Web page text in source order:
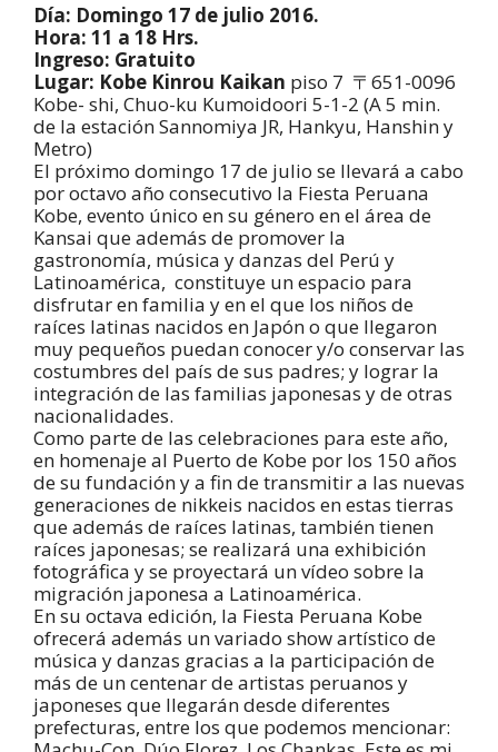
Día: Domingo 17 de julio 2016.
Hora: 11 a 18 Hrs.
Ingreso: Gratuito
Lugar: Kobe Kinrou Kaikan piso 7 〒651-0096
Kobe- shi, Chuo-ku Kumoidoori 5-1-2 (A 5 min.
de la estación Sannomiya JR, Hankyu, Hanshin y
Metro)
El próximo domingo 17 de julio se llevará a cabo
por octavo año consecutivo la Fiesta Peruana
Kobe, evento único en su género en el área de
Kansai que además de promover la
gastronomía, música y danzas del Perú y
Latinoamérica, constituye un espacio para
disfrutar en familia y en el que los niños de
raíces latinas nacidos en Japón o que llegaron
muy pequeños puedan conocer y/o conservar las
costumbres del país de sus padres; y lograr la
integración de las familias japonesas y de otras
nacionalidades.
Como parte de las celebraciones para este año,
en homenaje al Puerto de Kobe por los 150 años
de su fundación y a fin de transmitir a las nuevas
generaciones de nikkeis nacidos en estas tierras
que además de raíces latinas, también tienen
raíces japonesas; se realizará una exhibición
fotográfica y se proyectará un vídeo sobre la
migración japonesa a Latinoamérica.
En su octava edición, la Fiesta Peruana Kobe
ofrecerá además un variado show artístico de
música y danzas gracias a la participación de
más de un centenar de artistas peruanos y
japoneses que llegarán desde diferentes
prefecturas, entre los que podemos mencionar: